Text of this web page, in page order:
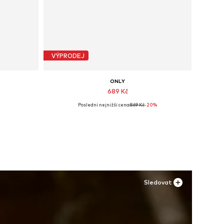
VÝPRODEJ
ONLY
689 Kč
Dostupné velikosti: 36, 37, 38
Poslední nejnižší cena:869 Kč-20%
Sledovat